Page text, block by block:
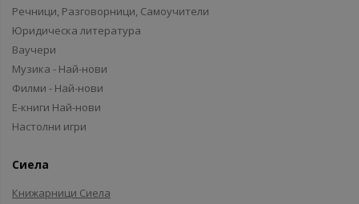
Речници, Разговорници, Самоучители
Юридическа литература
Ваучери
Музика - Най-нови
Филми - Най-нови
Е-книги Най-нови
Настолни игри
Сиела
Книжарници Сиела